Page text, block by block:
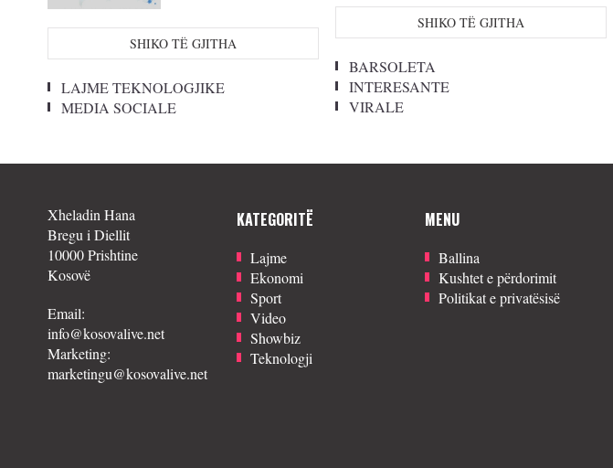
SHIKO TË GJITHA
LAJME TEKNOLOGJIKE
MEDIA SOCIALE
SHIKO TË GJITHA
BARSOLETA
INTERESANTE
VIRALE
Xheladin Hana
Bregu i Diellit
10000 Prishtine
Kosovë
Email:
info@kosovalive.net
Marketing:
marketingu@kosovalive.net
KATEGORITË
Lajme
Ekonomi
Sport
Video
Showbiz
Teknologji
MENU
Ballina
Kushtet e përdorimit
Politikat e privatësisë